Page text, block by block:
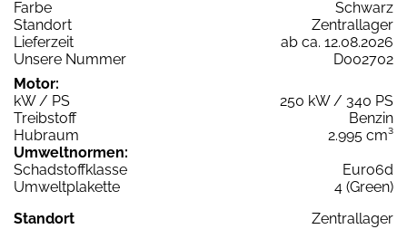
Farbe
Schwarz
Standort
Zentrallager
Lieferzeit
ab ca. 12.08.2026
Unsere Nummer
D002702
Motor:
kW / PS
250 kW / 340 PS
Treibstoff
Benzin
Hubraum
2.995 cm³
Umweltnormen:
Schadstoffklasse
Euro6d
Umweltplakette
4 (Green)
Standort
Zentrallager